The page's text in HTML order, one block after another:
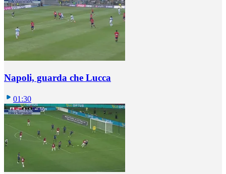
Napoli, guarda che Lucca
01:30